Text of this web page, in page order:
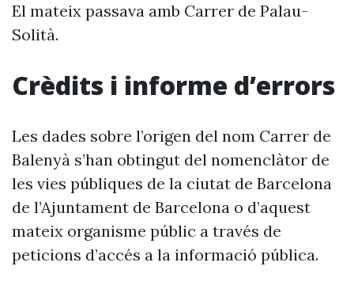
El mateix passava amb Carrer de Palau-
Solità.
Crèdits i informe d’errors
Les dades sobre l’origen del nom Carrer de
Balenyà s’han obtingut del nomenclàtor de
les vies públiques de la ciutat de Barcelona
de l’Ajuntament de Barcelona o d’aquest
mateix organisme públic a través de
peticions d’accés a la informació pública.